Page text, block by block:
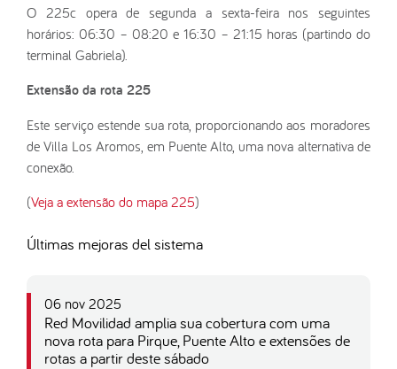
O 225c opera de segunda a sexta-feira nos seguintes
horários: 06:30 – 08:20 e 16:30 – 21:15 horas (partindo do
terminal Gabriela).
Extensão da rota 225
Este serviço estende sua rota, proporcionando aos moradores
de Villa Los Aromos, em Puente Alto, uma nova alternativa de
conexão.
(Veja a extensão do mapa 225)
Últimas mejoras del sistema
06 nov 2025
Red Movilidad amplia sua cobertura com uma
nova rota para Pirque, Puente Alto e extensões de
rotas a partir deste sábado